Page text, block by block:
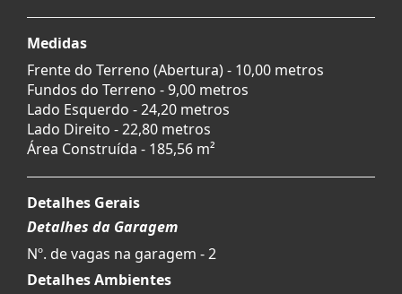
Medidas
Frente do Terreno (Abertura) - 10,00 metros
Fundos do Terreno - 9,00 metros
Lado Esquerdo - 24,20 metros
Lado Direito - 22,80 metros
Área Construída - 185,56 m²
Detalhes Gerais
Detalhes da Garagem
Nº. de vagas na garagem - 2
Detalhes Ambientes